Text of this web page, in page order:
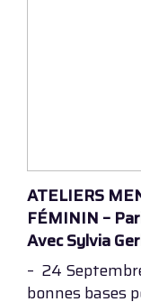
ATELIERS
FÉMININ –
Avec Sylvia
– 24
bonnes bases